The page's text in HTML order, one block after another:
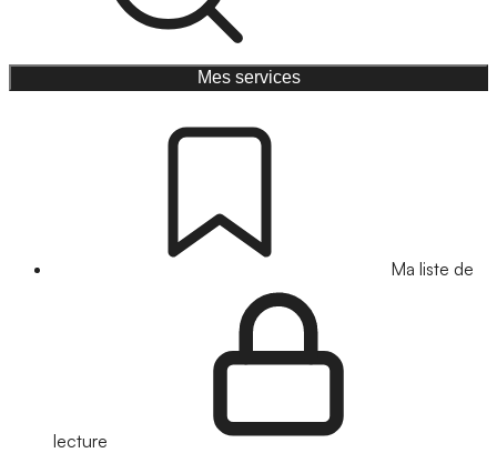
Mes services
Ma liste de
lecture